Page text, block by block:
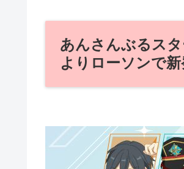
あんさんぶるス
よりローソンで新